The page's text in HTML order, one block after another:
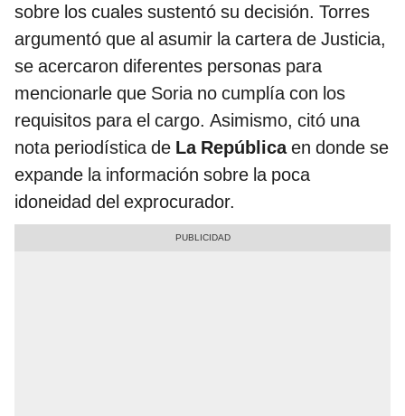
sobre los cuales sustentó su decisión. Torres
argumentó que al asumir la cartera de Justicia,
se acercaron diferentes personas para
mencionarle que Soria no cumplía con los
requisitos para el cargo. Asimismo, citó una
nota periodística de La Repúblicaen donde se
expande la información sobre la poca
idoneidad del exprocurador.